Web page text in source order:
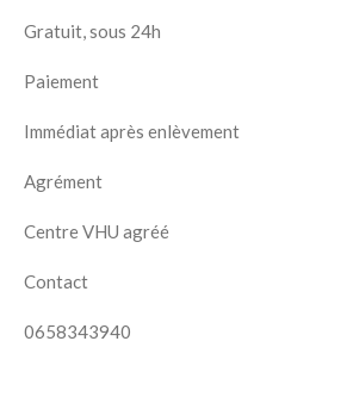
Gratuit, sous 24h
Paiement
Immédiat après enlèvement
Agrément
Centre VHU agréé
Contact
0658343940